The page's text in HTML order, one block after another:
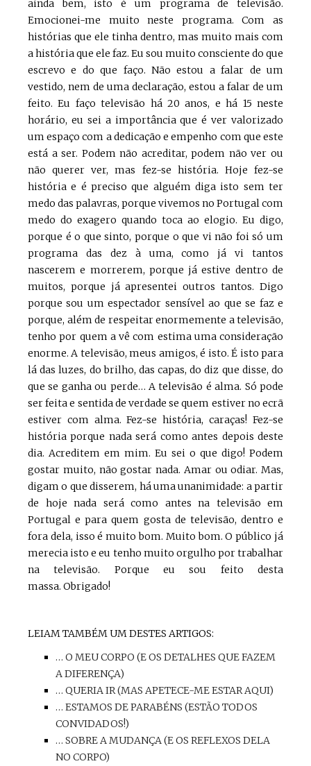
ainda bem, isto é um programa de televisão.
Emocionei-me muito neste programa. Com as
histórias que ele tinha dentro, mas muito mais com
a história que ele faz. Eu sou muito consciente do que
escrevo e do que faço. Não estou a falar de um
vestido, nem de uma declaração, estou a falar de um
feito. Eu faço televisão há 20 anos, e há 15 neste
horário, eu sei a importância que é ver valorizado
um espaço com a dedicação e empenho com que este
está a ser. Podem não acreditar, podem não ver ou
não querer ver, mas fez-se história. Hoje fez-se
história e é preciso que alguém diga isto sem ter
medo das palavras, porque vivemos no Portugal com
medo do exagero quando toca ao elogio. Eu digo,
porque é o que sinto, porque o que vi não foi só um
programa das dez à uma, como já vi tantos
nascerem e morrerem, porque já estive dentro de
muitos, porque já apresentei outros tantos. Digo
porque sou um espectador sensível ao que se faz e
porque, além de respeitar enormemente a televisão,
tenho por quem a vê com estima uma consideração
enorme. A televisão, meus amigos, é isto. É isto para
lá das luzes, do brilho, das capas, do diz que disse, do
que se ganha ou perde… A televisão é alma. Só pode
ser feita e sentida de verdade se quem estiver no ecrã
estiver com alma. Fez-se história, caraças! Fez-se
história porque nada será como antes depois deste
dia. Acreditem em mim. Eu sei o que digo! Podem
gostar muito, não gostar nada. Amar ou odiar. Mas,
digam o que disserem, há uma unanimidade: a partir
de hoje nada será como antes na televisão em
Portugal e para quem gosta de televisão, dentro e
fora dela, isso é muito bom. Muito bom. O público já
merecia isto e eu tenho muito orgulho por trabalhar
na televisão. Porque eu sou feito desta
massa. Obrigado!
LEIAM TAMBÉM UM DESTES ARTIGOS:
… O MEU CORPO (E OS DETALHES QUE FAZEM
A DIFERENÇA)
… QUERIA IR (MAS APETECE-ME ESTAR AQUI)
… ESTAMOS DE PARABÉNS (ESTÃO TODOS
CONVIDADOS!)
… SOBRE A MUDANÇA (E OS REFLEXOS DELA
NO CORPO)